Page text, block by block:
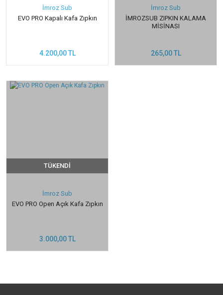
İmroz Sub
EVO PRO Kapalı Kafa Zıpkın
4.200,00 TL
İmroz Sub
İMROZSUB ZIPKIN KALAMA
MİSİNASI
265,00 TL
TÜKENDİ
İmroz Sub
EVO PRO Open Açık Kafa Zıpkın
3.000,00 TL